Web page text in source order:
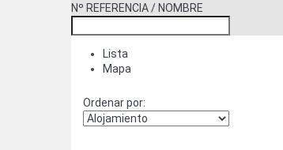
Nº REFERENCIA / NOMBRE
Lista
Mapa
Ordenar por: